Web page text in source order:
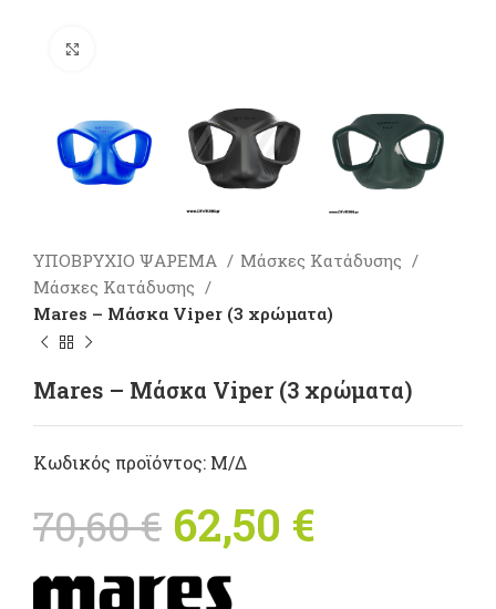
ΥΠΟΒΡΥΧΙΟ ΨΑΡΕΜΑ
Μάσκες Κατάδυσης
Mάσκες Κατάδυσης
Mares – Μάσκα Viper (3 xρώματα)
Mares – Μάσκα Viper (3 xρώματα)
Κωδικός προϊόντος: Μ/Δ
70,60€ Original price
was: 70,60 €.
62,50 €